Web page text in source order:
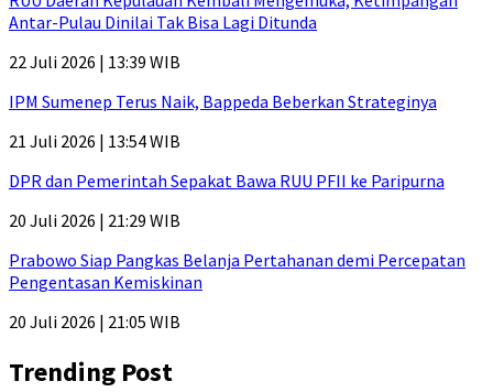
Antar-Pulau Dinilai Tak Bisa Lagi Ditunda
22 Juli 2026 | 13:39 WIB
IPM Sumenep Terus Naik, Bappeda Beberkan Strateginya
21 Juli 2026 | 13:54 WIB
DPR dan Pemerintah Sepakat Bawa RUU PFII ke Paripurna
20 Juli 2026 | 21:29 WIB
Prabowo Siap Pangkas Belanja Pertahanan demi Percepatan
Pengentasan Kemiskinan
20 Juli 2026 | 21:05 WIB
Trending Post